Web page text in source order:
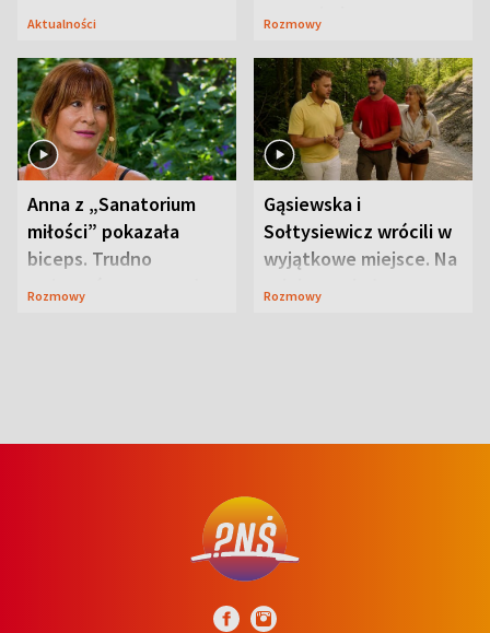
Aktualności
zapowiada
Rozmowy
Anna z „Sanatorium
miłości” pokazała
biceps. Trudno
uwierzyć, co przeszła
Rozmowy
Gąsiewska i
Sołtysiewicz wrócili w
wyjątkowe miejsce. Na
szlaku czekał
Rozmowy